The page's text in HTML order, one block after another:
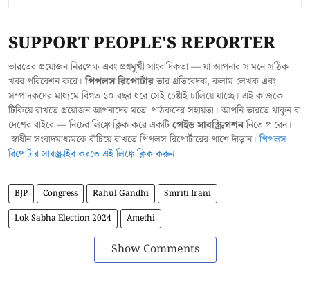
SUPPORT PEOPLE'S REPORTER
ভারতের প্রয়োজন নিরপেক্ষ এবং প্রশ্নমুখী সাংবাদিকতা — যা আপনার সামনে সঠিক
খবর পরিবেশন করে।পিপলস রিপোর্টারতার প্রতিবেদক, কলাম লেখক এবং
সম্পাদকদের মাধ্যমে বিগত ১০ বছর ধরে সেই চেষ্টাই চালিয়ে যাচ্ছে। এই কাজকে
টিকিয়ে রাখতে প্রয়োজন আপনাদের মতো পাঠকদের সহায়তা। আপনি ভারতে থাকুন বা
দেশের বাইরে — নিচের লিঙ্কে ক্লিক করে একটিপেইড সাবস্ক্রিপশননিতে পারেন।
স্বাধীন সংবাদমাধ্যমকে বাঁচিয়ে রাখতে পিপলস রিপোর্টারের পাশে দাঁড়ান।পিপলস
রিপোর্টার সাবস্ক্রাইব করতে এই লিঙ্কে ক্লিক করুন
BJP Congress Rahul Gandhi
Smriti Irani
Lok Sabha Election 2024
Amethi
Show Comments